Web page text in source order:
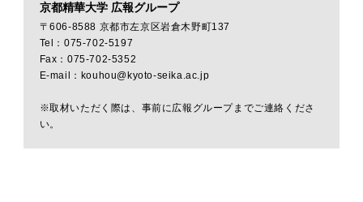
京都精華大学 広報グループ
〒606-8588 京都市左京区岩倉木野町137
Tel：075-702-5197
Fax：075-702-5352
E-mail：kouhou@kyoto-seika.ac.jp
※取材いただく際は、事前に広報グループまでご連絡くださ
い。